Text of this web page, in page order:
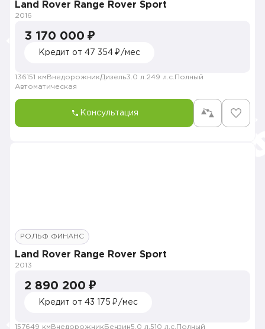
Land Rover Range Rover Sport
2016
3 170 000 ₽
Кредит от 47 354 ₽/мес
136151 км ВнедорожникДизель3.0 л. 249 л.с. Полный
Автоматическая
Консультация
РОЛЬФ ФИНАНС
Land Rover Range Rover Sport
2013
2 890 200 ₽
Кредит от 43 175 ₽/мес
157649 км Внедорожник Бензин5.0 л. 510 л.с. Полный